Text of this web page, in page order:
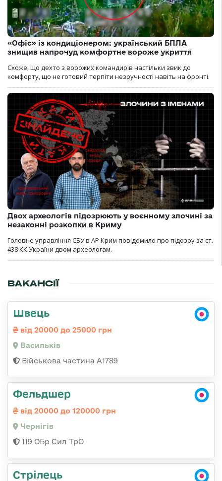
«Офіс» із кондиціонером: український БПЛА
знищив напрочуд комфортне вороже укриття
Схоже, що дехто з ворожих командирів настільки звик до
комфорту, що не готовий терпіти незручності навіть на фронті.
Двох археологів підозрюють у воєнному злочині за
незаконні розкопки в Криму
Головне управління СБУ в АР Крим повідомило про підозру за ст.
438 КК України двом археологам.
ВАКАНСІЇ
Швець
від 20000 до 25000 грн
Васильків
Військова частина А1789
Фельдшер
від 20000 до 120000 грн
Чернігів
119 ОБр Сил ТрО
Стрілець